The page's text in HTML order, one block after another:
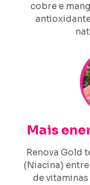
cobre e
Mais
Renova Gold
(Niacina)
de